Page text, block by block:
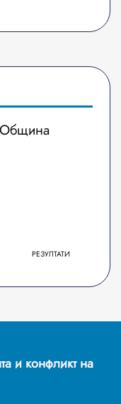
Община
РЕЗУЛТАТИ
и конфликт на